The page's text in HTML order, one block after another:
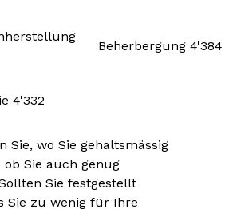
Beherbergung 4'384
4'332
Sie, wo Sie gehaltsmässig
Sie auch genug
Sie festgestellt
Sie zu wenig für Ihre